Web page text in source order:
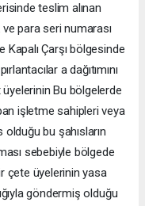
teslim alınan
ve para seri numarası
Kapalı Çarşı bölgesinde
a dağıtımını
üyelerinin Bu bölgelerde
işletme sahipleri veya
olduğu bu şahısların
sebebiyle bölgede
çete üyelerinin yasa
göndermiş olduğu